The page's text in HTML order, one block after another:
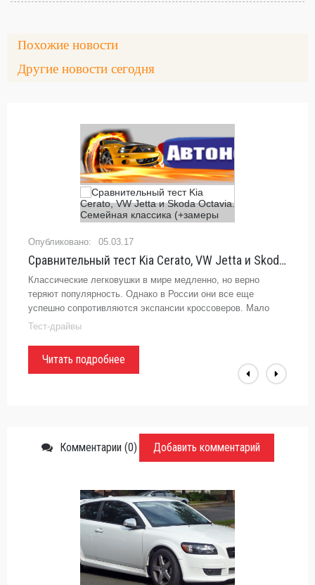
Похожие новости
Другие новости сегодня
05.03.17
Сравнительный тест Kia Cerato, VW Jetta и Skoda Octavia. Семейная классика
Классические легковушки в мире медленно, но верно
теряют популярность. Однако в России они все еще
успешно сопротивляются экспансии кроссоверов. Мало
того, некоторые представители именно сегмента С+
Тест-драйвы
Читать подробнее
Комментарии (0) Добавить комментарий